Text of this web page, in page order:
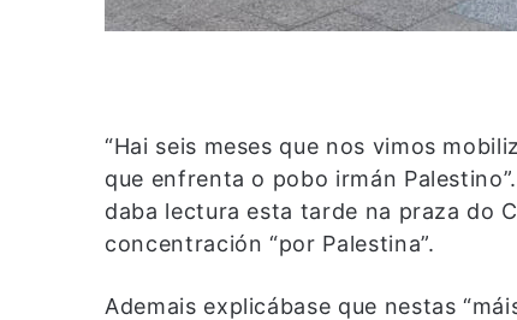
“Hai seis meses que nos vimos
que enfrenta o pobo irmán
daba lectura esta tarde na praza do
concentración “por Palestina”.
Ademais explicábase que nestas